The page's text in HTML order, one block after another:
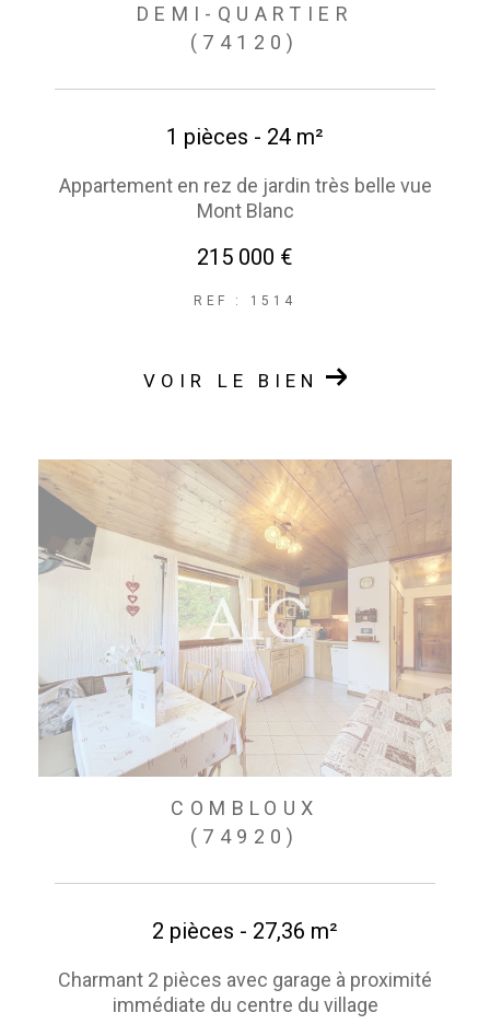
DEMI-QUARTIER
(74120)
1 pièces - 24 m²
Appartement en rez de jardin très belle vue
Mont Blanc
215 000 €
REF : 1514
VOIR LE BIEN
COMBLOUX
(74920)
2 pièces - 27,36 m²
Charmant 2 pièces avec garage à proximité
immédiate du centre du village